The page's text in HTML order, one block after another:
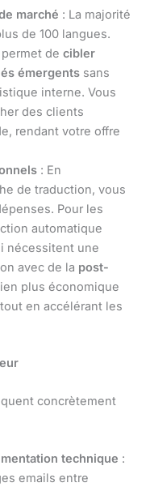
marché : La majorité
de 100 langues.
de cibler
émergents sans
interne. Vous
des clients
rendant votre offre
: En
de traduction, vous
Pour les
automatique
nécessitent une
avec de la post-
plus économique
en accélérant les
concrètement
technique :
emails entre